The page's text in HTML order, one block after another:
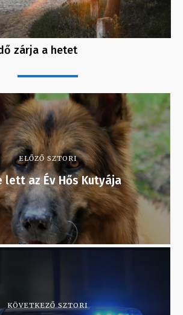
zárja a hetet
ELŐZŐ SZTORI
lett az Év Hős Kutyája
KÖVETKEZŐ SZTORI